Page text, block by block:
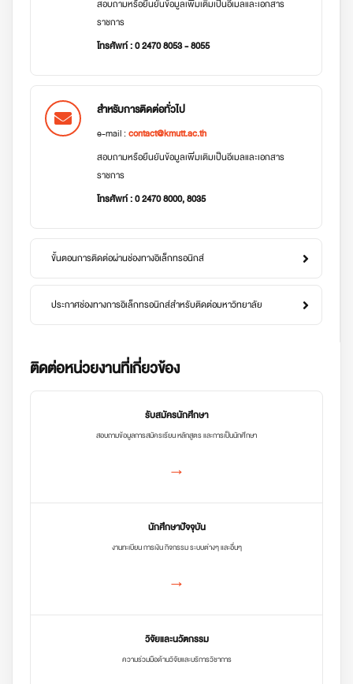
สอบถามหรือยืนยันข้อมูลเพิ่มเติมเป็นอีเมลและเอกสาร
ราชการ
โทรศัพท์ : 0 2470 8053 - 8055
สำหรับการติดต่อทั่วไป
e-mail :contact@kmutt.ac.th
สอบถามหรือยืนยันข้อมูลเพิ่มเติมเป็นอีเมลและเอกสาร
ราชการ
โทรศัพท์ : 0 2470 8000, 8035
ขั้นตอนการติดต่อผ่านช่องทางอิเล็กทรอนิกส์
ประกาศช่องทางการอิเล็กทรอนิกส์สำหรับติดต่อมหาวิทยาลัย
ติดต่อหน่วยงานที่เกี่ยวข้อง
รับสมัครนักศึกษา
สอบถามข้อมูลการสมัครเรียน หลักสูตร และการเป็นนักศึกษา
→
นักศึกษาปัจจุบัน
งานทะเบียน การเงิน กิจกรรม ระบบต่างๆ และอื่นๆ
→
วิจัยและนวัตกรรม
ความร่วมมือด้านวิจัยและบริการวิชาการ